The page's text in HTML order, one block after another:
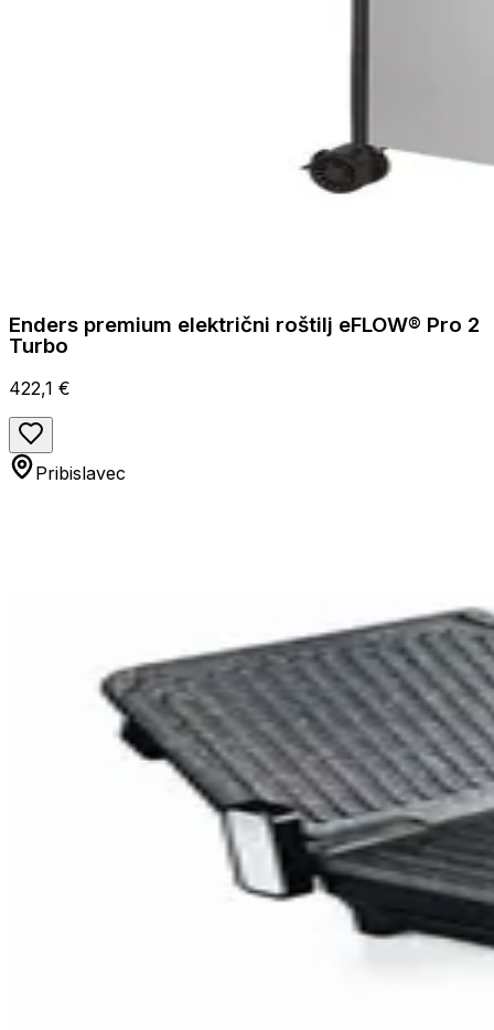
Enders premium električni roštilj eFLOW® Pro 2
Turbo
422,1 €
Pribislavec